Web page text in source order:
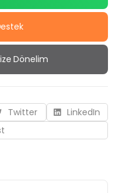
Dönelim
Twitter
LinkedIn